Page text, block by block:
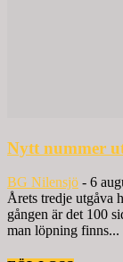
Nytt nummer
BG Nilensjö - 6
Årets tredje utgåva
gången är det 100
man löpning finns...